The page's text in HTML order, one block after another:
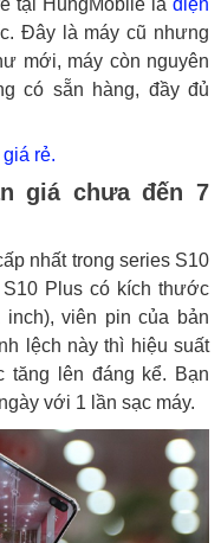
tại HungMobile là điện
Đây là máy cũ nhưng
mới, máy còn nguyên
có sẵn hàng, đầy đủ
rẻ.
giá chưa đến 7
nhất trong series S10
Plus có kích thước
viên pin của bản
lệch này thì hiệu suất
tăng lên đáng kể. Bạn
với 1 lần sạc máy.